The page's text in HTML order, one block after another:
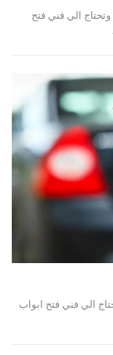
الي فني فتح
الي فني فتح ابواب